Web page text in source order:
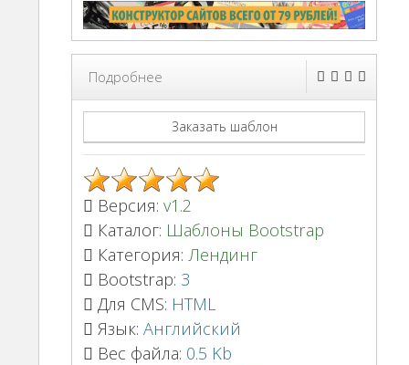
Подробнее
Заказать шаблон
Версия: v1.2
Каталог: Шаблоны Bootstrap
Категория: Лендинг
Bootstrap: 3
Для CMS: HTML
Язык: Английский
Вес файла: 0.5 Kb